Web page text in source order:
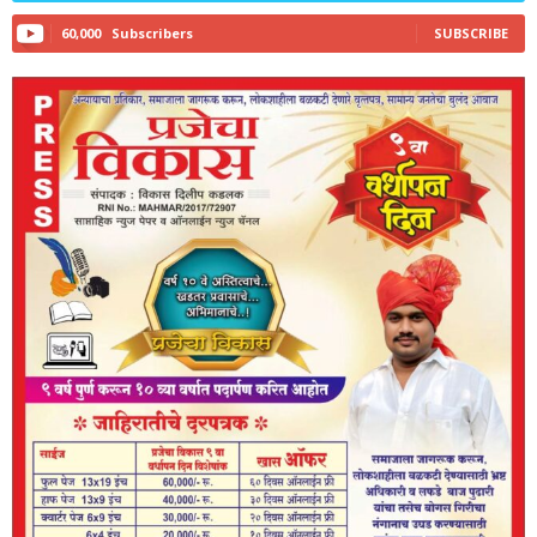
60,000 Subscribers SUBSCRIBE